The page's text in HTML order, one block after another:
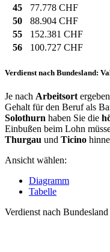
45
77.778 CHF
50
88.904 CHF
55
152.381 CHF
56
100.727 CHF
Verdienst nach Bundesland:
Je nach Arbeitsort
Gehalt für den Beruf als
Solothurn haben Sie die
Einbußen beim Lohn
Thurgau und Ticino
Ansicht wählen:
Diagramm
Tabelle
Verdienst nach Bundesland